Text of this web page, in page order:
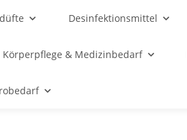
Desinfektionsmittel
Körperpflege & Medizinbedarf